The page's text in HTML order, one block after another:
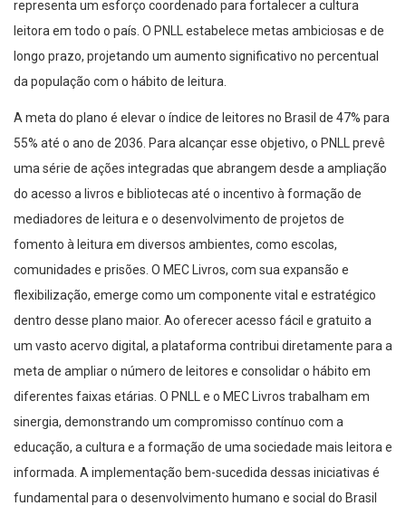
representa um esforço coordenado para fortalecer a cultura
leitora em todo o país. O PNLL estabelece metas ambiciosas e de
longo prazo, projetando um aumento significativo no percentual
da população com o hábito de leitura.
A meta do plano é elevar o índice de leitores no Brasil de 47% para
55% até o ano de 2036. Para alcançar esse objetivo, o PNLL prevê
uma série de ações integradas que abrangem desde a ampliação
do acesso a livros e bibliotecas até o incentivo à formação de
mediadores de leitura e o desenvolvimento de projetos de
fomento à leitura em diversos ambientes, como escolas,
comunidades e prisões. O MEC Livros, com sua expansão e
flexibilização, emerge como um componente vital e estratégico
dentro desse plano maior. Ao oferecer acesso fácil e gratuito a
um vasto acervo digital, a plataforma contribui diretamente para a
meta de ampliar o número de leitores e consolidar o hábito em
diferentes faixas etárias. O PNLL e o MEC Livros trabalham em
sinergia, demonstrando um compromisso contínuo com a
educação, a cultura e a formação de uma sociedade mais leitora e
informada. A implementação bem-sucedida dessas iniciativas é
fundamental para o desenvolvimento humano e social do Brasil